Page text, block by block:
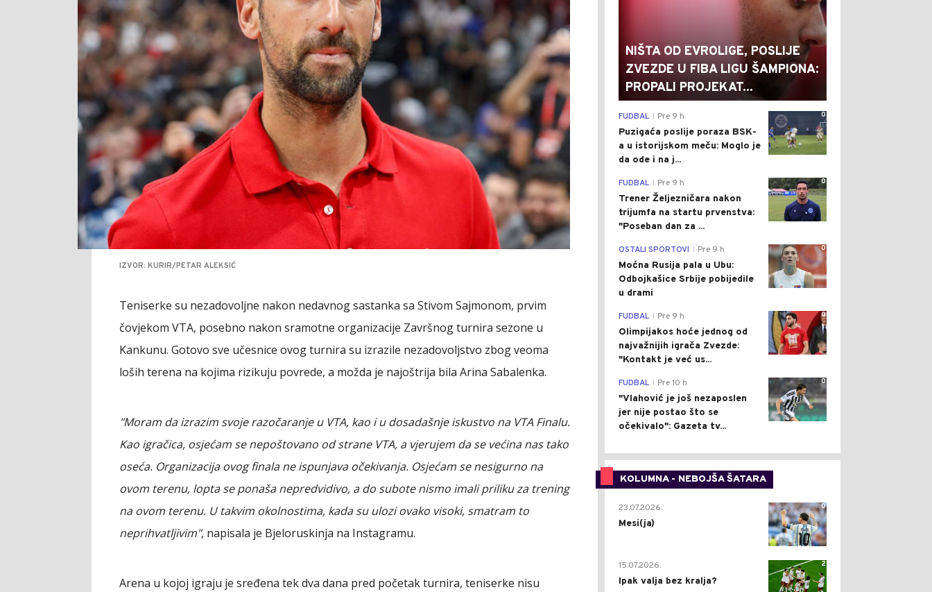
IZVOR: KURIR/PETAR ALEKSIĆ
Teniserke su nezadovoljne nakon nedavnog sastanka sa Stivom Sajmonom, prvim
čovjekom VTA, posebno nakon sramotne organizacije Završnog turnira sezone u
Kankunu. Gotovo sve učesnice ovog turnira su izrazile nezadovoljstvo zbog veoma
loših terena na kojima rizikuju povrede, a možda je najoštrija bila Arina Sabalenka.
"Moram da izrazim svoje razočaranje u VTA, kao i u dosadašnje iskustvo na VTA Finalu.
Kao igračica, osjećam se nepoštovano od strane VTA, a vjerujem da se većina nas tako
oseća. Organizacija ovog finala ne ispunjava očekivanja. Osjećam se nesigurno na
ovom terenu, lopta se ponaša nepredvidivo, a do subote nismo imali priliku za trening
na ovom terenu. U takvim okolnostima, kada su ulozi ovako visoki, smatram to
neprihvatljivim", napisala je Bjeloruskinja na Instagramu.
Arena u kojoj igraju je sređena tek dva dana pred početak turnira, teniserke nisu
NIŠTA OD EVROLIGE, POSLIJE
ZVEZDE U FIBA LIGU ŠAMPIONA:
PROPALI PROJEKAT...
0
FUDBAL Pre 9 h
Puzigaća poslije poraza BSK-
a u istorijskom meču: Moglo je
da ode i na j...
0
FUDBAL Pre 9 h
Trener Željezničara nakon
trijumfa na startu prvenstva:
"Poseban dan za ...
0
OSTALI SPORTOVI Pre 9 h
Moćna Rusija pala u Ubu:
Odbojkašice Srbije pobijedile
u drami
0
FUDBAL Pre 9 h
Olimpijakos hoće jednog od
najvažnijih igrača Zvezde:
"Kontakt je već us...
0
FUDBAL Pre 10 h
"Vlahović je još nezaposlen
jer nije postao što se
očekivalo": Gazeta tv...
KOLUMNA - NEBOJŠA ŠATARA
0
23.07.2026.
Mesi(ja)
2
15.07.2026.
Ipak valja bez kralja?